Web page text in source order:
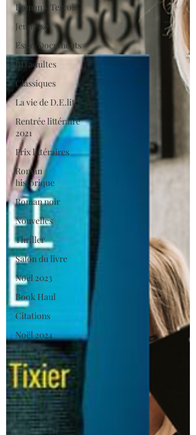
Roman - Terroir
Jeunesse
Essai/Documents
BD adultes
Classiques
La vie de D.E.litt
Rentrée littéraire
2021
Prix littéraires
Roman
historique
Roman noir
Nouvelles
Thriller
Salon du livre
Noël 2023
Book Haul
Citations
Noël 2024